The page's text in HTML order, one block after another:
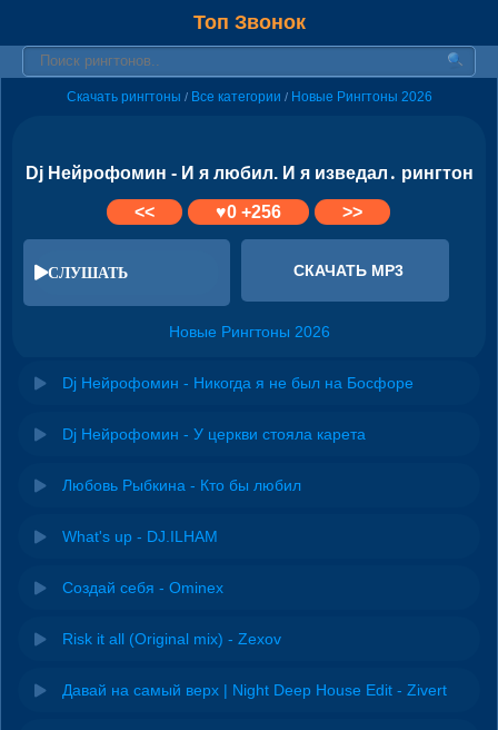
Топ Звонок
Скачать рингтоны / Все категории / Новые Рингтоны 2026
Dj Нейрофомин - И я любил. И я изведал․ рингтон
<< ♥0+256 >>
СЛУШАТЬ СКАЧАТЬ MP3
Новые Рингтоны 2026
Dj Нейрофомин - Никогда я не был на Босфоре
Dj Нейрофомин - У церкви стояла карета
Любовь Рыбкина - Кто бы любил
What's up - DJ.ILHAM
Создай себя - Ominex
Risk it all (Original mix) - Zexov
Давай на самый верх | Night Deep House Edit - Zivert